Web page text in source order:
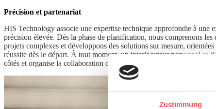
Zustimmung
Précision et partenariat
HIS Technology associe une expertise technique approfondie à une
précision élevée. Dès la phase de planification, nous comprenons les
projets complexes et développons des solutions sur mesure,
réussite dès le départ. À tout moment, un interlocuteur personnel se
côtés et organise la collaboration de manière partenariale, proactive et